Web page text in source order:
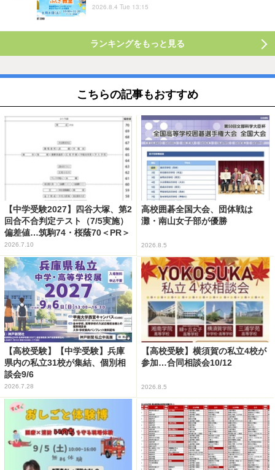
2026.8.4 Tue 13:15
ランキングをもっと見る
こちらの記事もおすすめ
【中学受験2027】四谷大塚、第2
回合不合判定テスト（7/5実施）
偏差値…筑駒74・桜蔭70＜PR＞
2026.7.10
高校囲碁全国大会、団体戦は
灘・南山女子部が優勝
2026.8.5
【高校受験】【中学受験】兵庫
県内の私立31校が集結、個別相
談会9/6
2026.7.28
【高校受験】横須賀の私立4校が
参加…合同相談会10/12
2026.8.5